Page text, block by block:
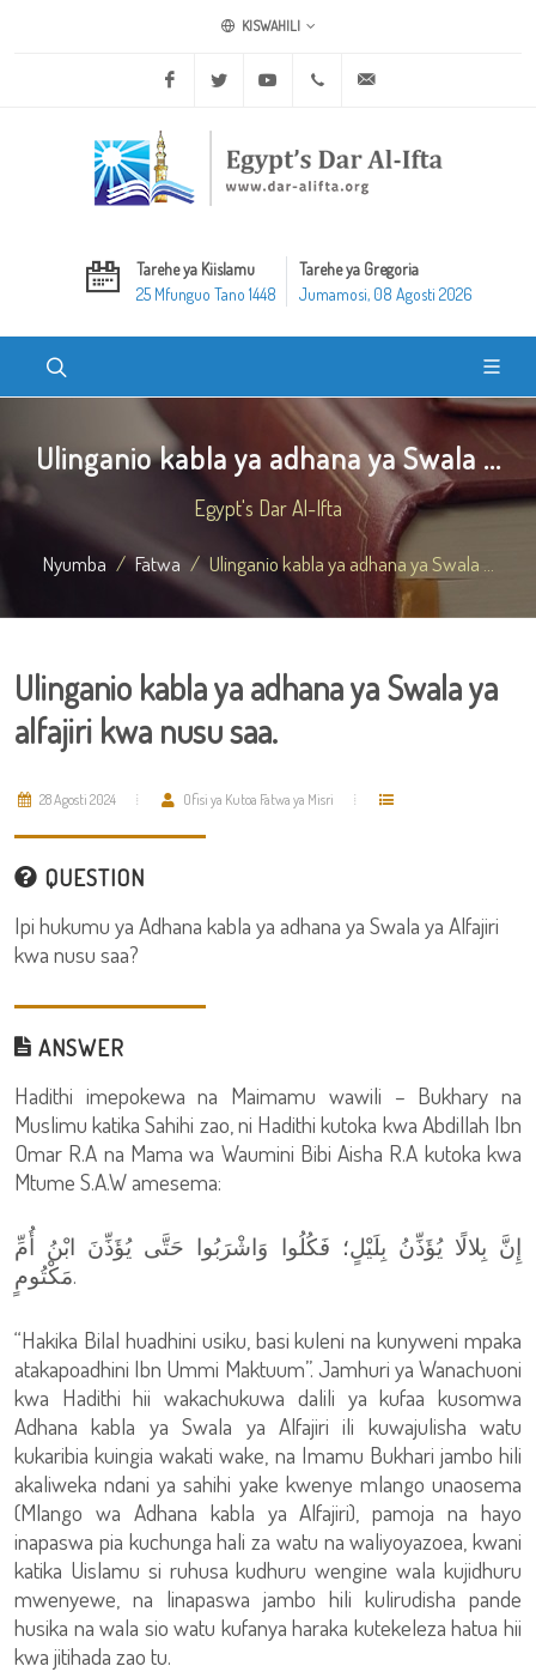
KISWAHILI
Facebook Twitter Youtube +20 2 25970400
Tarehe ya Kiislamu
25 Mfunguo Tano 1448
Tarehe ya Gregoria
Jumamosi, 08 Agosti 2026
Ulinganio kabla ya adhana ya Swala ...
Egypt's Dar Al-Ifta
Nyumba Fatwa Ulinganio kabla ya adhana ya Swala ...
Ulinganio kabla ya adhana ya Swala ya
alfajiri kwa nusu saa.
28 Agosti 2024 Ofisi ya Kutoa Fatwa ya Misri
QUESTION
Ipi hukumu ya Adhana kabla ya adhana ya Swala ya Alfajiri
kwa nusu saa?
ANSWER
Hadithi imepokewa na Maimamu wawili – Bukhary na
Muslimu katika Sahihi zao, ni Hadithi kutoka kwa Abdillah Ibn
Omar R.A na Mama wa Waumini Bibi Aisha R.A kutoka kwa
Mtume S.A.W amesema:
إِنَّ بِلالًا يُؤَذِّنُ بِلَيْلٍ؛ فَكُلُوا وَاشْرَبُوا حَتَّى يُؤَذِّنَ ابْنُ أُمِّ
مَكْتُومٍ.
“Hakika Bilal huadhini usiku, basi kuleni na kunyweni mpaka
atakapoadhini Ibn Ummi Maktuum”. Jamhuri ya Wanachuoni
kwa Hadithi hii wakachukuwa dalili ya kufaa kusomwa
Adhana kabla ya Swala ya Alfajiri ili kuwajulisha watu
kukaribia kuingia wakati wake, na Imamu Bukhari jambo hili
akaliweka ndani ya sahihi yake kwenye mlango unaosema
(Mlango wa Adhana kabla ya Alfajiri), pamoja na hayo
inapaswa pia kuchunga hali za watu na waliyoyazoea, kwani
katika Uislamu si ruhusa kudhuru wengine wala kujidhuru
mwenyewe, na linapaswa jambo hili kulirudisha pande
husika na wala sio watu kufanya haraka kutekeleza hatua hii
kwa jitihada zao tu.